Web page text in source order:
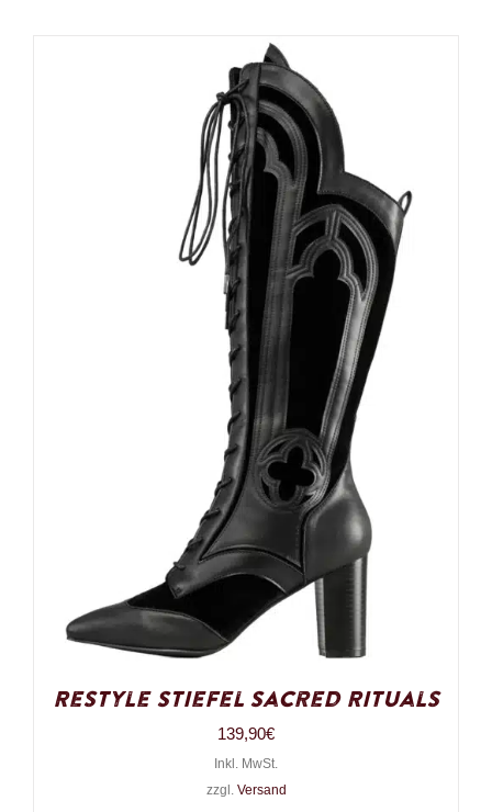
Restyle Stiefel Sacred Rituals
139,90€
Inkl. MwSt.
zzgl. Versand